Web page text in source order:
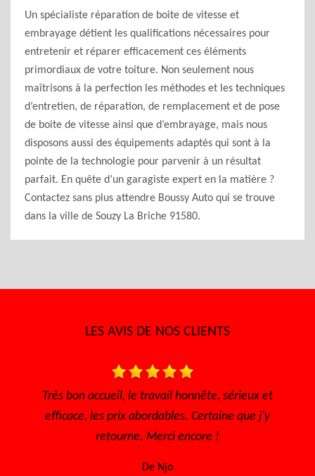
Un spécialiste réparation de boite de vitesse et
embrayage détient les qualifications nécessaires pour
entretenir et réparer efficacement ces éléments
primordiaux de votre toiture. Non seulement nous
maîtrisons à la perfection les méthodes et les techniques
d’entretien, de réparation, de remplacement et de pose
de boite de vitesse ainsi que d’embrayage, mais nous
disposons aussi des équipements adaptés qui sont à la
pointe de la technologie pour parvenir à un résultat
parfait. En quête d’un garagiste expert en la matière ?
Contactez sans plus attendre Boussy Auto qui se trouve
dans la ville de Souzy La Briche 91580.
LES AVIS DE NOS CLIENTS
Très bon accueil, le travail honnête, sérieux et
efficace, les prix abordables. Certaine que j'y
retourne. Merci encore !
De Njo